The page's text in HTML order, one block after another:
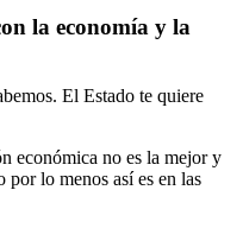
la economía y la
El Estado te quiere
económica no es la mejor y
lo menos así es en las